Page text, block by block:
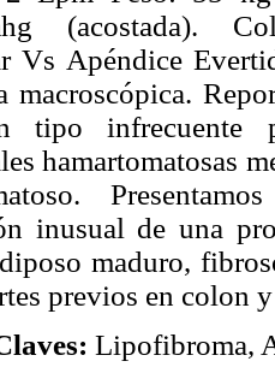
(acostada).
Vs Apéndice
macroscópica.
tipo infrecuente
hamartomatosas
inusual de una
maduro,
previos en colon
Lipofibroma,